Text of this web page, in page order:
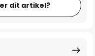
dit artikel?